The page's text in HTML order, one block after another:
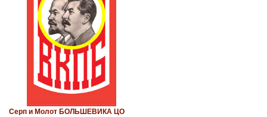
Серп и Молот БОЛЬШЕВИКА ЦО